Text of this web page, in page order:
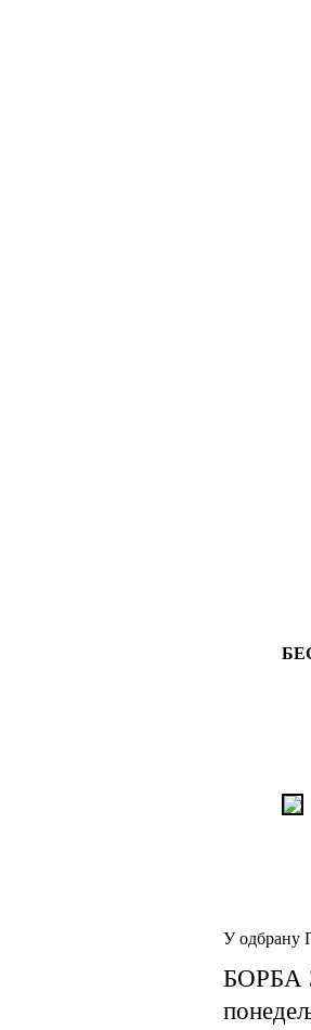
У одбрану
БОРБА